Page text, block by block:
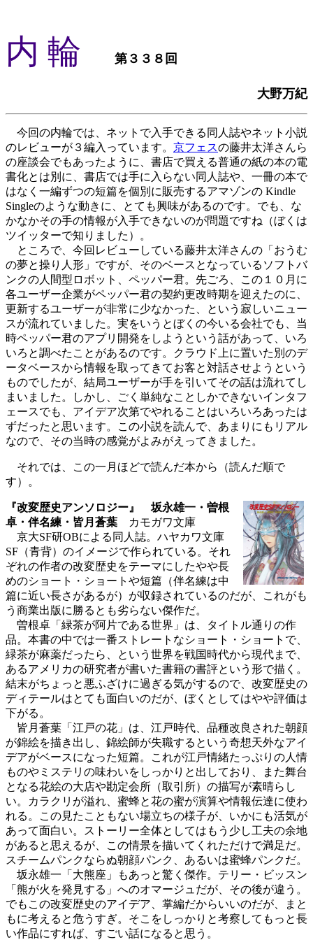
内 輪 第３３８回
大野万紀
今回の内輪では、ネットで入手できる同人誌やネット小説
のレビューが３編入っています。 京フェスの藤井太洋さんら
の座談会でもあったように、書店で買える普通の紙の本の電
書化とは別に、書店では手に入らない同人誌や、一冊の本で
はなく一編ずつの短篇を個別に販売するアマゾンの Kindle
Singleのような動きに、とても興味があるのです。でも、な
かなかその手の情報が入手できないのが問題ですね（ぼくは
ツイッターで知りました）。
ところで、今回レビューしている藤井太洋さんの「おうむ
の夢と操り人形」ですが、そのベースとなっているソフトバ
ンクの人間型ロボット、ペッパー君。先ごろ、この１０月に
各ユーザー企業がペッパー君の契約更改時期を迎えたのに、
更新するユーザーが非常に少なかった、という寂しいニュー
スが流れていました。実をいうとぼくの今いる会社でも、当
時ペッパー君のアプリ開発をしようという話があって、いろ
いろと調べたことがあるのです。クラウド上に置いた別のデ
ータベースから情報を取ってきてお客と対話させようという
ものでしたが、結局ユーザーが手を引いてその話は流れてし
まいました。しかし、ごく単純なことしかできないインタフ
ェースでも、アイデア次第でやれることはいろいろあったは
ずだったと思います。この小説を読んで、あまりにもリアル
なので、その当時の感覚がよみがえってきました。
それでは、この一月ほどで読んだ本から（読んだ順で
す）。
『改変歴史アンソロジー』 坂永雄一・曽根
卓・伴名練・皆月蒼葉 カモガワ文庫
京大SF研OBによる同人誌。ハヤカワ文庫
SF（青背）のイメージで作られている。それ
ぞれの作者の改変歴史をテーマにしたやや長
めのショート・ショートや短篇（伴名練は中
篇に近い長さがあるが）が収録されているのだが、これがも
う商業出版に勝るとも劣らない傑作だ。
曽根卓「緑茶が阿片である世界」は、タイトル通りの作
品。本書の中では一番ストレートなショート・ショートで、
緑茶が麻薬だったら、という世界を戦国時代から現代まで、
あるアメリカの研究者が書いた書籍の書評という形で描く。
結末がちょっと悪ふざけに過ぎる気がするので、改変歴史の
ディテールはとても面白いのだが、ぼくとしてはやや評価は
下がる。
皆月蒼葉「江戸の花」は、江戸時代、品種改良された朝顔
が錦絵を描き出し、錦絵師が失職するという奇想天外なアイ
デアがベースになった短篇。これが江戸情緒たっぷりの人情
ものやミステリの味わいをしっかりと出しており、また舞台
となる花絵の大店や勘定会所（取引所）の描写が素晴らし
い。カラクリが溢れ、蜜蜂と花の蜜が演算や情報伝達に使わ
れる。この見たこともない場立ちの様子が、いかにも活気が
あって面白い。ストーリー全体としてはもう少し工夫の余地
があると思えるが、この情景を描いてくれただけで満足だ。
スチームパンクならぬ朝顔パンク、あるいは蜜蜂パンクだ。
坂永雄一「大熊座」もあっと驚く傑作。テリー・ビッスン
「熊が火を発見する」へのオマージュだが、その後が違う。
でもこの改変歴史のアイデア、掌編だからいいのだが、まと
もに考えると危うすぎ。そこをしっかりと考察してもっと長
い作品にすれば、すごい話になると思う。